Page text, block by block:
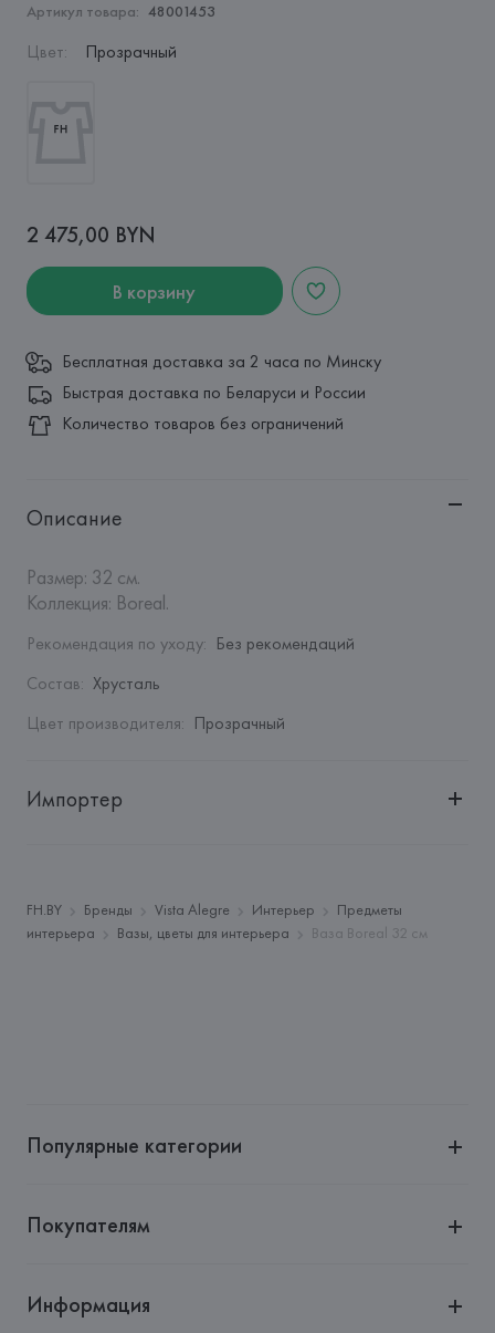
Артикул товара: 48001453
Цвет: Прозрачный
2 475,00 BYN
В корзину
Бесплатная доставка за 2 часа по Минску
Быстрая доставка по Беларуси и России
Количество товаров без ограничений
Описание
Размер: 32 см.
Коллекция: Boreal.
Рекомендация по уходу: Без рекомендаций
Состав: Хрусталь
Цвет производителя: Прозрачный
Импортер
Адрес:
Республика Беларусь, 220035, г. Минск, ул.
Тимирязева, 72A
FH.BY Бренды Vista Alegre Интерьер
Предметы
интерьера
Вазы, цветы для интерьера Ваза Boreal 32 см
Популярные категории
Покупателям
Информация